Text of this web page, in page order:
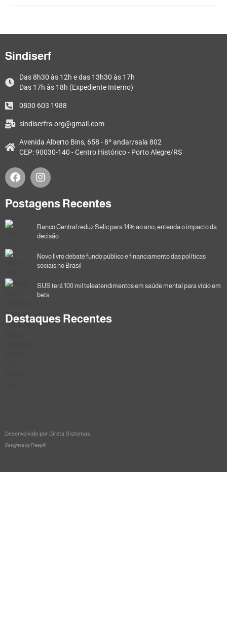
Sindiserf
Das 8h30 às 12h e das 13h30 às 17h
Das 17h às 18h (Expediente Interno)
0800 603 1988
sindiserfrs.org@gmail.com
Avenida Alberto Bins, 658 - 8º andar/sala 802
CEP: 90030-140 - Centro Histórico - Porto Alegre/RS
Postagens Recentes
Banco Central reduz Selic para 14% ao ano; entenda o impacto da
decisão
Novo livro debate fundo público e financiamento das políticas
sociais no Brasil
SUS terá 100 mil teleatendimentos em saúde mental para vício em
bets
Destaques Recentes
Desenvolvido por Direta Sistemas
Designed by Freepik